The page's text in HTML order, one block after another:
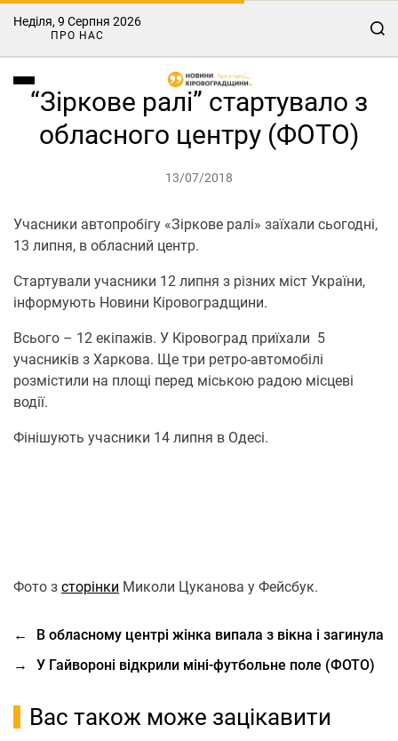
Неділя, 9 Серпня 2026
ПРО НАС
“Зіркове ралі” стартувало з
обласного центру (ФОТО)
13/07/2018
Учасники автопробігу «Зіркове ралі» заїхали сьогодні,
13 липня, в обласний центр.
Стартували учасники 12 липня з різних міст України,
інформують Новини Кіровоградщини.
Всього – 12 екіпажів. У Кіровоград приїхали 5
учасників з Харкова. Ще три ретро-автомобілі
розмістили на площі перед міською радою місцеві
водії.
Фінішують учасники 14 липня в Одесі.
Фото з сторінки Миколи Цуканова у Фейсбук.
←
В обласному центрі жінка випала з вікна і загинула
→
У Гайвороні відкрили міні-футбольне поле (ФОТО)
Вас також може зацікавити